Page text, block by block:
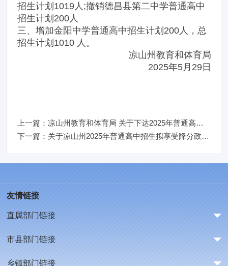
招生计划1019人;撤销德昌县第二中学普通高中
招生计划200人
三、增加金阳中学普通高中招生计划200人，总
招生计划1010 人。
凉山州教育和体育局
2025年5月29日
上一篇：凉山州教育和体育局 关于下达2025年普通高中招生计划的公告
下一篇：关于凉山州2025年普通高中招生拟享受降分政策考生名单的公示
友情链接
直属部门链接
市县部门链接
乡镇部门链接